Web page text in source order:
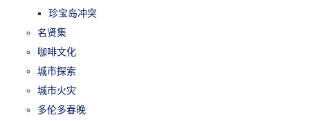
珍宝岛冲突
名贤集
咖啡文化
城市探索
城市火灾
多伦多春晚